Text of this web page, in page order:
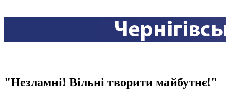
"Незламні! Вільні творити майбутнє!"